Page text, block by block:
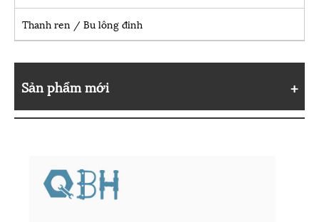
Thanh ren / Bu lông đinh
Sản phẩm mới